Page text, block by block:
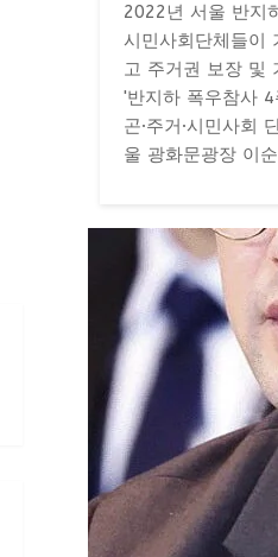
2022년 서울 반지
시민사회단체들이
고 주거권 보장 및
'반지하 폭우참사 4
곤·주거·시민사회
울 광화문광장 이